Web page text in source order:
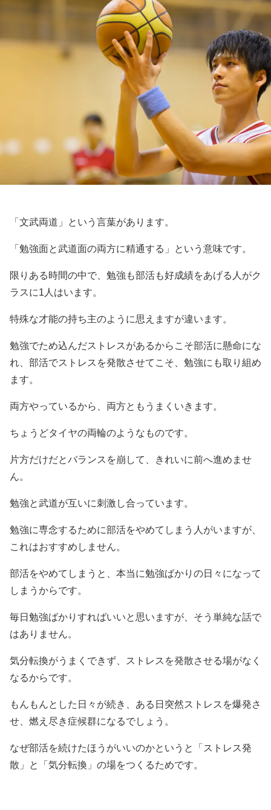
「文武両道」という言葉があります。
「勉強面と武道面の両方に精通する」という意味です。
限りある時間の中で、勉強も部活も好成績をあげる人がク
ラスに1人はいます。
特殊な才能の持ち主のように思えますが違います。
勉強でため込んだストレスがあるからこそ部活に懸命にな
れ、部活でストレスを発散させてこそ、勉強にも取り組め
ます。
両方やっているから、両方ともうまくいきます。
ちょうどタイヤの両輪のようなものです。
片方だけだとバランスを崩して、きれいに前へ進めませ
ん。
勉強と武道が互いに刺激し合っています。
勉強に専念するために部活をやめてしまう人がいますが、
これはおすすめしません。
部活をやめてしまうと、本当に勉強ばかりの日々になって
しまうからです。
毎日勉強ばかりすればいいと思いますが、そう単純な話で
はありません。
気分転換がうまくできず、ストレスを発散させる場がなく
なるからです。
もんもんとした日々が続き、ある日突然ストレスを爆発さ
せ、燃え尽き症候群になるでしょう。
なぜ部活を続けたほうがいいのかというと「ストレス発
散」と「気分転換」の場をつくるためです。